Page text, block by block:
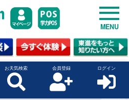
MENU
お天気検索 会員登録 ログイン